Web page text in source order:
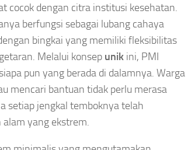
cocok dengan citra institusi kesehatan.
berfungsi sebagai lubang cahaya
bingkai yang memiliki fleksibilitas
Melalui konsep unik ini, PMI
pun yang berada di dalamnya. Warga
mencari bantuan tidak perlu merasa
setiap jengkal temboknya telah
yang ekstrem.